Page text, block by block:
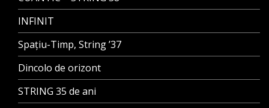
INFINIT
Spațiu-Timp, String ’37
Dincolo de orizont
STRING 35 de ani